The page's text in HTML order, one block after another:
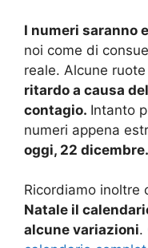
I numeri saranno
noi come di
reale. Alcune
ritardo a causa
contagio. Intanto
numeri appena
oggi, 22 dicembre.
Ricordiamo inoltre
Natale il
alcune variazioni.